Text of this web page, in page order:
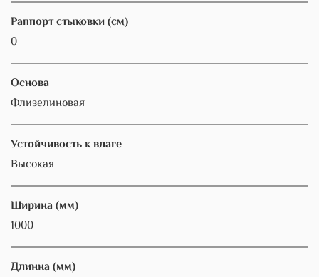
Раппорт стыковки (см)
0
Основа
Флизелиновая
Устойчивость к влаге
Высокая
Ширина (мм)
1000
Длинна (мм)